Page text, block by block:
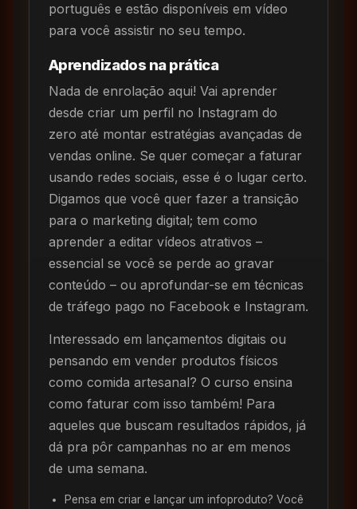
português e estão disponíveis em vídeo
para você assistir no seu tempo.
Aprendizados na prática
Nada de enrolação aqui! Vai aprender
desde criar um perfil no Instagram do
zero até montar estratégias avançadas de
vendas online. Se quer começar a faturar
usando redes sociais, esse é o lugar certo.
Digamos que você quer fazer a transição
para o marketing digital; tem como
aprender a editar vídeos atrativos –
essencial se você se perde ao gravar
conteúdo – ou aprofundar-se em técnicas
de tráfego pago no Facebook e Instagram.
Interessado em lançamentos digitais ou
pensando em vender produtos físicos
como comida artesanal? O curso ensina
como faturar com isso também! Para
aqueles que buscam resultados rápidos, já
dá pra pôr campanhas no ar em menos
de uma semana.
Pensa em criar e lançar um infoproduto? Você